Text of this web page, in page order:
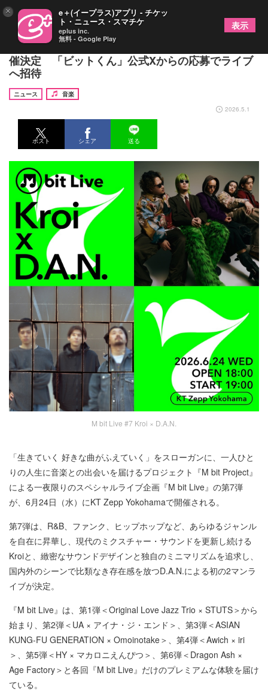
『M bit Live』第7弾 Kroi×D.A.N.の2マンライブ開
催決定 「ビットくん」公式Xからの応募でライブ
へ招待
ニュース
音楽
2026.5.1
ポスト シェア 送る
M bit Live #7 Kroi × D.A.N.
「生きていく 好きな曲がふえていく」をスローガンに、一人ひと
りの人生に音楽との出会いを届けるプロジェクト『M bit Project』
による一夜限りのスペシャルライブ企画『M bit Live』の第7弾
が、6月24日（水）にKT Zepp Yokohamaで開催される。
第7弾は、R&B、ファンク、ヒップホップなど、あらゆるジャンル
を自在に昇華し、現代のミクスチャー・サウンドを更新し続ける
Kroiと、緻密なサウンドデザインと独自のミニマリズムを追求し、
国内外のシーンで比類なき存在感を放つD.A.N.による初の2マンラ
イブが決定。
『M bit Live』は、第1弾＜Original Love Jazz Trio × STUTS＞から
始まり、第2弾＜UA × アイナ・ジ・エンド＞、第3弾＜ASIAN
KUNG-FU GENERATION × Omoinotake＞、第4弾＜Awich × iri
＞、第5弾＜HY × マカロニえんぴつ＞、第6弾＜Dragon Ash ×
Age Factory＞と各回『M bit Live』だけのプレミアムな体験を届け
ている。
× e＋(イープラス)アプリ - チケッ
ト・ニュース・スマチケ
eplus inc.
無料 - Google Play
表示